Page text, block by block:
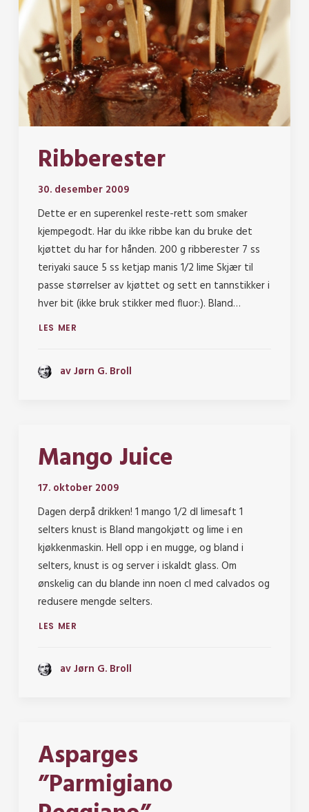
Ribberester
30. desember 2009
Dette er en superenkel reste-rett som smaker
kjempegodt. Har du ikke ribbe kan du bruke det
kjøttet du har for hånden. 200 g ribberester 7 ss
teriyaki sauce 5 ss ketjap manis 1/2 lime Skjær til
passe størrelser av kjøttet og sett en tannstikker i
hver bit (ikke bruk stikker med fluor:). Bland…
LES MER
av Jørn G. Broll
Mango Juice
17. oktober 2009
Dagen derpå drikken! 1 mango 1/2 dl limesaft 1
selters knust is Bland mangokjøtt og lime i en
kjøkkenmaskin. Hell opp i en mugge, og bland i
selters, knust is og server i iskaldt glass. Om
ønskelig can du blande inn noen cl med calvados og
redusere mengde selters.
LES MER
av Jørn G. Broll
Asparges
”Parmigiano